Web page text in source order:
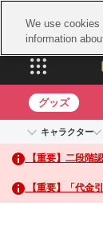
ASOBI
グッズ
キャラクター
ア
ア
ア
【重要】二段階
【重要】「代金
We use
information